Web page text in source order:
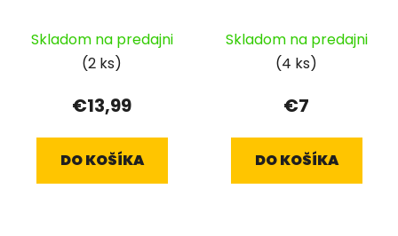
Skladom na predajni
(2 ks)
€13,99
DO KOŠÍKA
Skladom na predajni
(4 ks)
€7
DO KOŠÍKA